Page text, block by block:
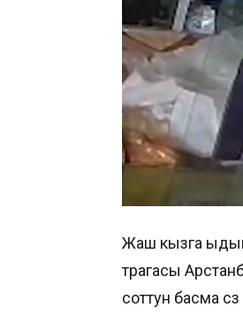
Жаш кызга ыдык
төрагасы
соттун басма